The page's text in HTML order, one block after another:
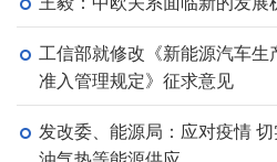
工信部就修改《新能源汽车生
准入管理规定》征求意见
发改委、能源局：应对疫情